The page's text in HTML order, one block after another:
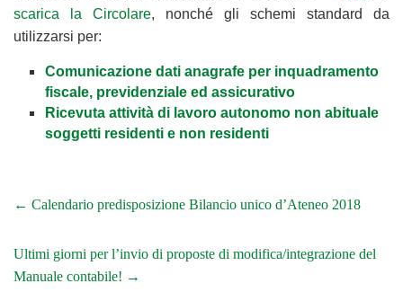
scarica la Circolare, nonché gli schemi standard da
utilizzarsi per:
Comunicazione dati anagrafe per inquadramento
fiscale, previdenziale ed assicurativo
Ricevuta attività di lavoro autonomo non abituale
soggetti residenti e non residenti
← Calendario predisposizione Bilancio unico d’Ateneo 2018
Ultimi giorni per l’invio di proposte di modifica/integrazione del
Manuale contabile! →